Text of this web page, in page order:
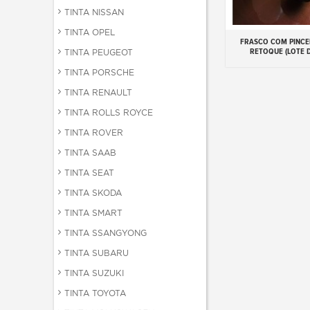
TINTA NISSAN
TINTA OPEL
TINTA PEUGEOT
TINTA PORSCHE
TINTA RENAULT
TINTA ROLLS ROYCE
TINTA ROVER
TINTA SAAB
TINTA SEAT
TINTA SKODA
TINTA SMART
TINTA SSANGYONG
TINTA SUBARU
TINTA SUZUKI
TINTA TOYOTA
Adicionar ao
FRASCO COM
RETOQUE (LOTE